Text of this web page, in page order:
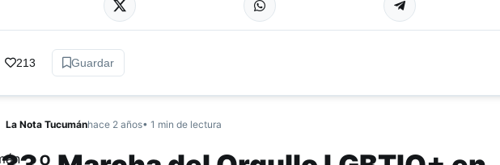
213 Guardar
La Nota Tucumánhace 2 años• 1 min de lectura